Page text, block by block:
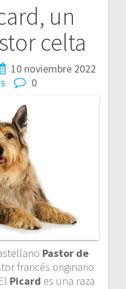
un
celta
10 noviembre 2022
0
Pastor de
francés originario
Picard es una raza